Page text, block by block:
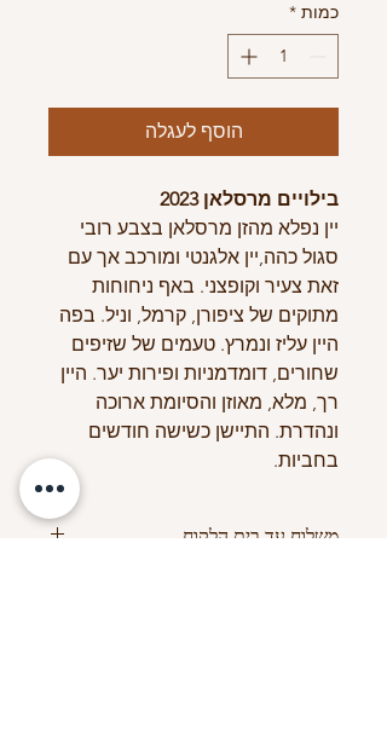
כמות *
הוסף לעגלה
בילויים מרסלאן 2023
יין נפלא מהזן מרסלאן בצבע רובי
סגול כהה,יין אלגנטי ומורכב אך עם
זאת צעיר וקופצני. באף ניחוחות
מתוקים של ציפורן, קרמל, וניל. בפה
היין עליז ונמרץ. טעמים של שזיפים
שחורים, דומדמניות ופירות יער. היין
רך, מלא, מאוזן והסיומת ארוכה
ונהדרת. התיישן כשישה חודשים
בחביות.
משלוח עד בית הלקוח